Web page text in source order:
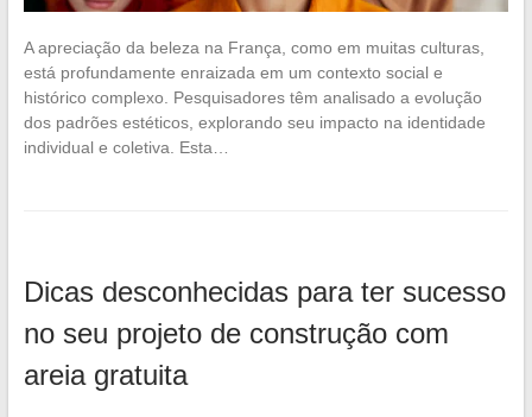
A apreciação da beleza na França, como em muitas culturas,
está profundamente enraizada em um contexto social e
histórico complexo. Pesquisadores têm analisado a evolução
dos padrões estéticos, explorando seu impacto na identidade
individual e coletiva. Esta…
Dicas desconhecidas para ter sucesso
no seu projeto de construção com
areia gratuita